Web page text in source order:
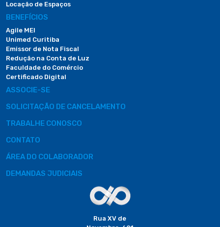
Locação de Espaços
BENEFÍCIOS
Agile MEI
Unimed Curitiba
Emissor de Nota Fiscal
Redução na Conta de Luz
Faculdade do Comércio
Certificado Digital
ASSOCIE-SE
SOLICITAÇÃO DE CANCELAMENTO
TRABALHE CONOSCO
CONTATO
ÁREA DO COLABORADOR
DEMANDAS JUDICIAIS
Rua XV de